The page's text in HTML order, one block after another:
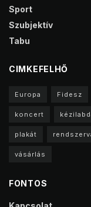
Sport
Szubjektív
Tabu
CIMKEFELHŐ
Europa Fidesz
koncert
plakát
vásárlás
FONTOS